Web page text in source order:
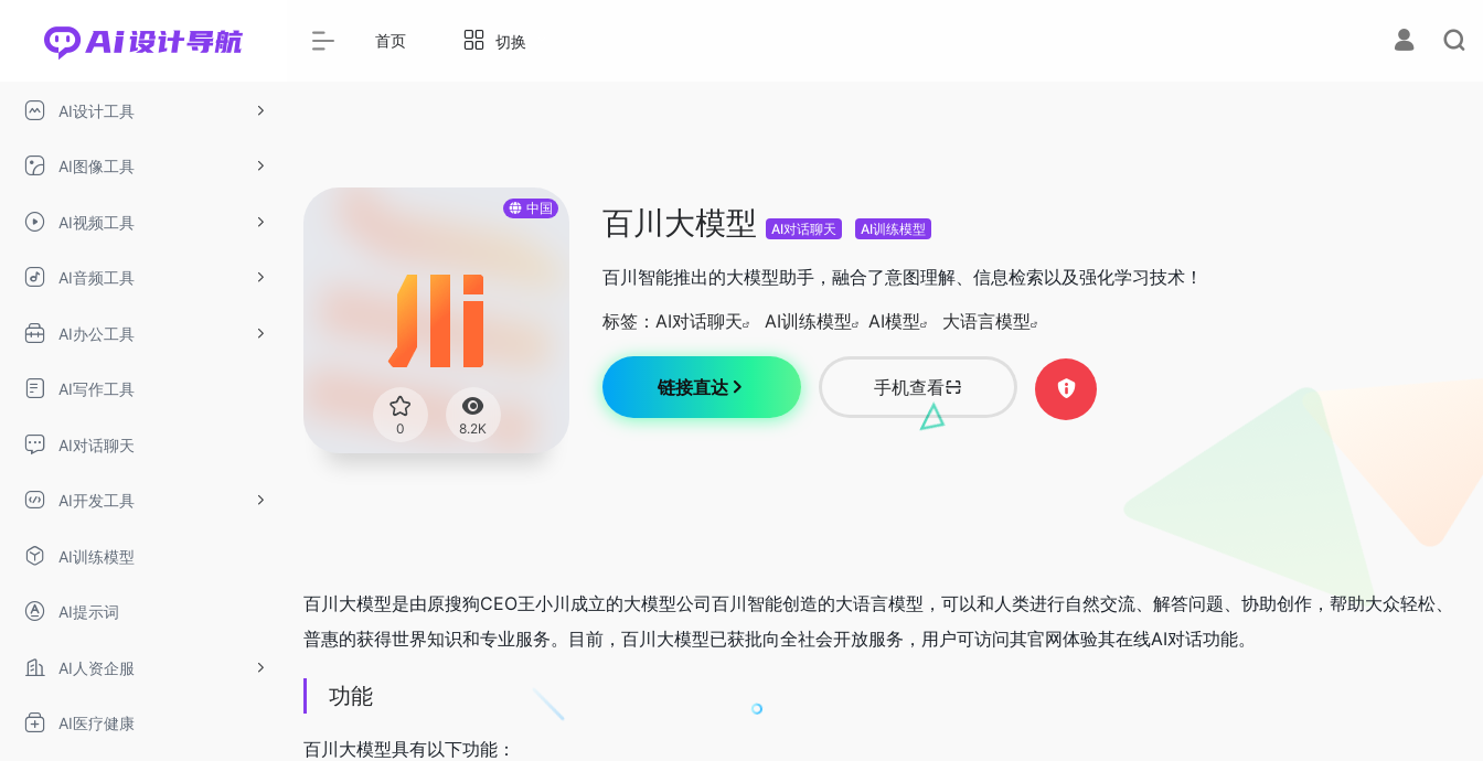
AI设计工具
AI图像工具
AI视频工具
AI音频工具
AI办公工具
AI写作工具
AI对话聊天
AI开发工具
AI训练模型
AI提示词
AI人资企服
AI医疗健康
首页 切换
中国
0 8.2K
百川大模型 AI对话聊天 AI训练模型
百川智能推出的大模型助手，融合了意图理解、信息检索以及强化学习技术！
标签： AI对话聊天 AI训练模型 AI模型 大语言模型
链接直达 手机查看
百川大模型是由原搜狗CEO王小川成立的大模型公司百川智能创造的大语言模型，可以和人类进行自然交流、解答问题、协助创作，帮助大众轻松、
普惠的获得世界知识和专业服务。目前，百川大模型已获批向全社会开放服务，用户可访问其官网体验其在线AI对话功能。
功能
百川大模型具有以下功能：